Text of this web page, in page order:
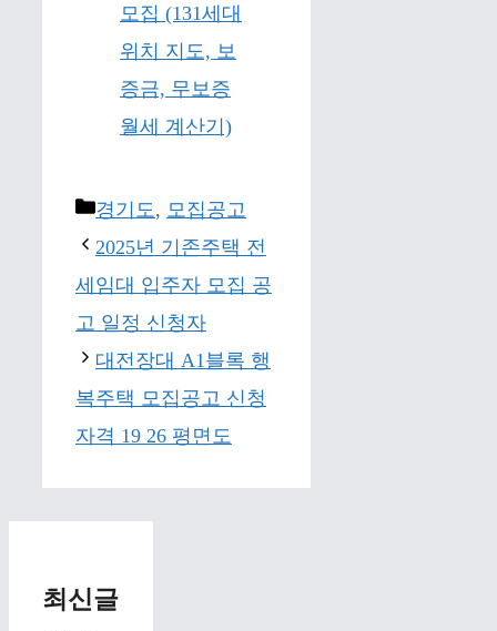
모집 (131세대
위치 지도, 보
증금, 무보증
월세 계산기)
Categories
경기도 , 모집공고
2025년 기존주택 전
세임대 입주자 모집 공
고 일정 신청자
대전장대 A1블록 행
복주택 모집공고 신청
자격 19 26 평면도
최신글